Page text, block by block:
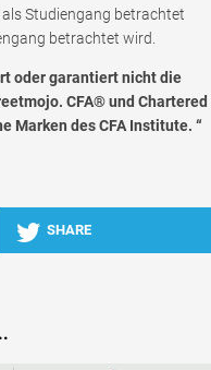
Studiengang betrachtet
betrachtet wird.
oder garantiert nicht die
CFA® und Chartered
Marken des CFA Institute. “
SHARE